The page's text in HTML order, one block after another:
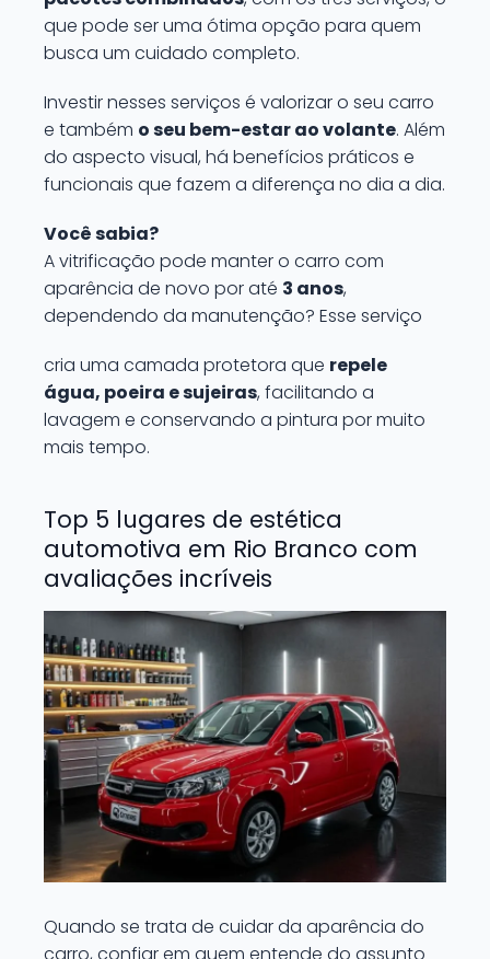
que pode ser uma ótima opção para quem
busca um cuidado completo.
Investir nesses serviços é valorizar o seu carro
e também o seu bem-estar ao volante. Além
do aspecto visual, há benefícios práticos e
funcionais que fazem a diferença no dia a dia.
Você sabia?
A vitrificação pode manter o carro com
aparência de novo por até 3 anos,
dependendo da manutenção? Esse serviço
cria uma camada protetora que repele
água, poeira e sujeiras, facilitando a
lavagem e conservando a pintura por muito
mais tempo.
Top 5 lugares de estética
automotiva em Rio Branco com
avaliações incríveis
Quando se trata de cuidar da aparência do